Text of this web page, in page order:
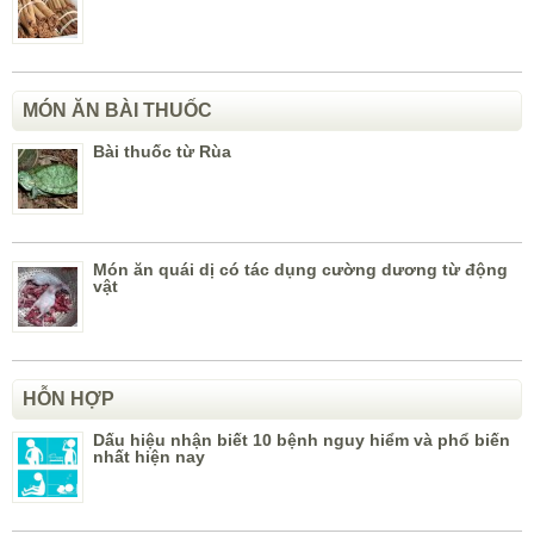
MÓN ĂN BÀI THUỐC
Bài thuốc từ Rùa
Món ăn quái dị có tác dụng cường dương từ động
vật
HỖN HỢP
Dấu hiệu nhận biết 10 bệnh nguy hiểm và phổ biến
nhất hiện nay